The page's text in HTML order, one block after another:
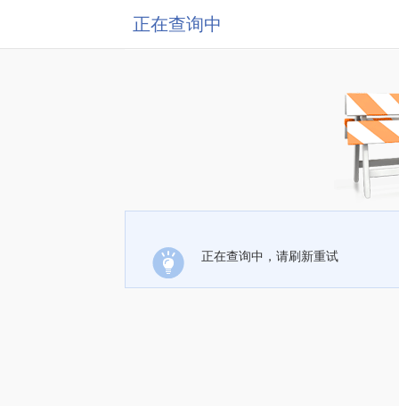
正在查询中
正在查询中，请刷新重试